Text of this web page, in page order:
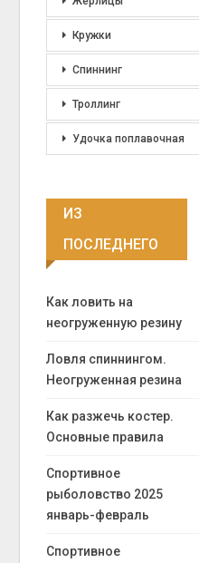
Кружки
Спиннинг
Троллинг
Удочка поплавочная
ИЗ
ПОСЛЕДНЕГО
Как ловить на
неогруженную резину
Ловля спиннингом.
Неогруженная резина
Как разжечь костер.
Основные правила
Спортивное
рыболовство 2025
январь-февраль
Спортивное